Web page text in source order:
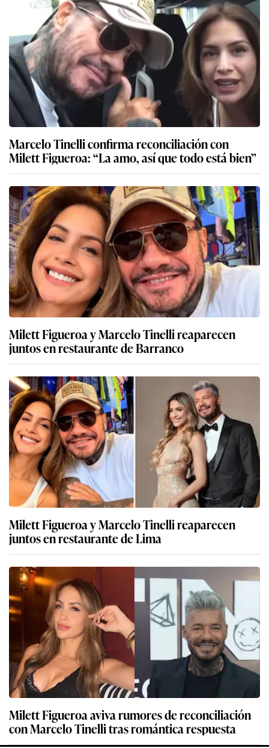
Marcelo Tinelli confirma reconciliación con
Milett Figueroa: “La amo, así que todo está bien”
Milett Figueroa y Marcelo Tinelli reaparecen
juntos en restaurante de Barranco
Milett Figueroa y Marcelo Tinelli reaparecen
juntos en restaurante de Lima
Milett Figueroa aviva rumores de reconciliación
con Marcelo Tinelli tras romántica respuesta